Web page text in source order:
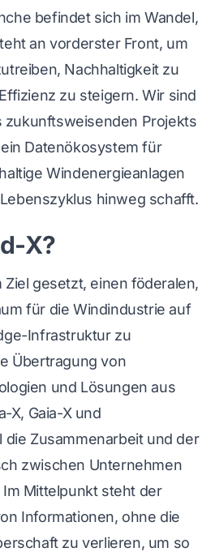
befindet sich im Wandel,
an vorderster Front, um
Nachhaltigkeit zu
zu steigern. Wir sind
zukunftsweisenden Projekts
Datenökosystem für
Windenergieanlagen
hinweg schafft.
X?
gesetzt, einen föderalen,
für die Windindustrie auf
Infrastruktur zu
Übertragung von
und Lösungen aus
X, Gaia-X und
die Zusammenarbeit und der
zwischen Unternehmen
Mittelpunkt steht der
Informationen, ohne die
zu verlieren, um so